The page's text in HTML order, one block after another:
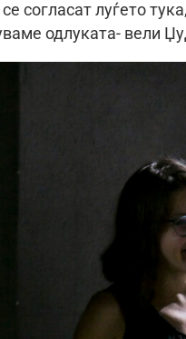
согласат луѓето
одлуката- вели